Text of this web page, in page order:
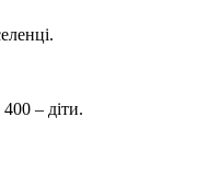
– діти.